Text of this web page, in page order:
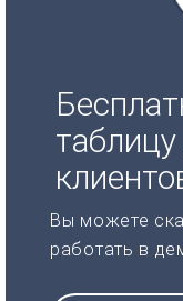
Вы можете
работать в